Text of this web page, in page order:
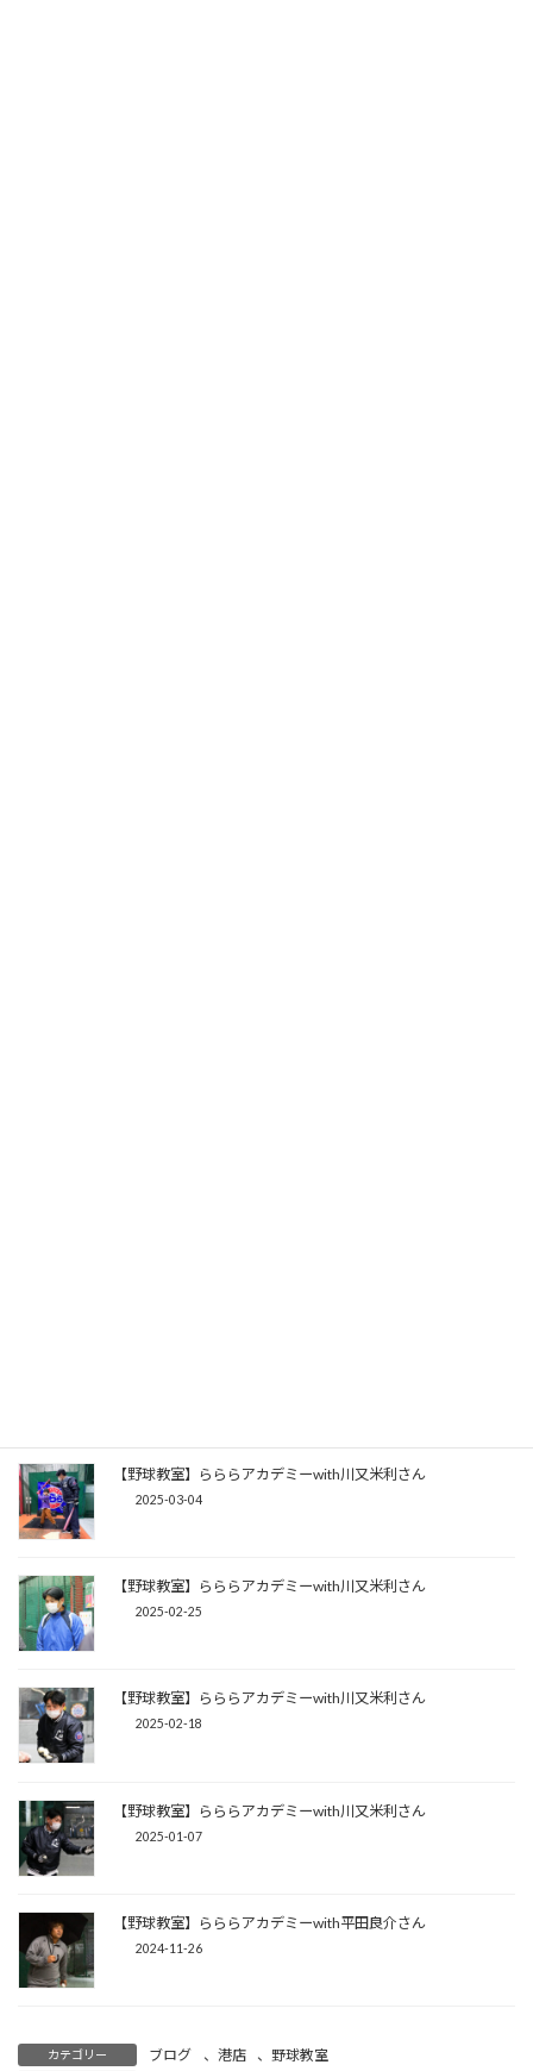
【野球教室】らららアカデミーwith川又米利さん
2025-03-04
【野球教室】らららアカデミーwith川又米利さん
2025-02-25
【野球教室】らららアカデミーwith川又米利さん
2025-02-18
【野球教室】らららアカデミーwith川又米利さん
2025-01-07
【野球教室】らららアカデミーwith平田良介さん
2024-11-26
カテゴリー ブログ 、 港店 、 野球教室